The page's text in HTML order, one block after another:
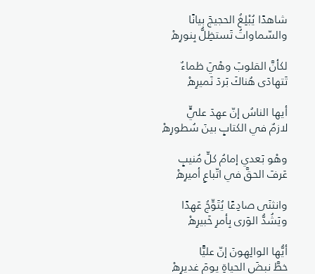
شاهدًا يُبْلِغُ الحجيجَ بيانًا
والسّماواتُ تَستظِلُّ بِنورِهْ
لكأنَّ القلوبَ وهْيَ ظماءٌ
تَتهادَى هُناكَ بَردَ نَميرِهْ
أيها الناسُ إنّ عهدَ عليٍّ
لازمٌ في الكتابِِ بينَ سُطورِهْ
وهْو بَعدي إمامُ كلِّ مُنيبٍ
عَرفَ الحقَّ في اتّباعِ أميرِهْ
وانثنَى صادِعًا يُتَوِّجُ عَهدًا
ويَشُدُّ الوَرى بِأمرِ خَبيرِهْ
أيُّها الوالِهونَ إنّ عليًّا
خطَّ نبضَ الحياةِ يومَ غديرِهْ